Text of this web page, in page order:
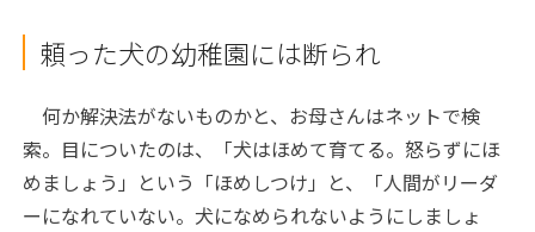
頼った犬の幼稚園には断られ
何か解決法がないものかと、お母さんはネットで検
索。目についたのは、「犬はほめて育てる。怒らずにほ
めましょう」という「ほめしつけ」と、「人間がリーダ
ーになれていない。犬になめられないようにしましょ